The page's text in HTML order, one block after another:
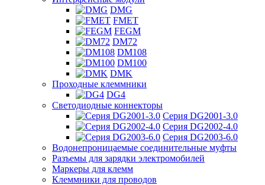
DMG
FMET
FEGM
DM72
DM108
DM100
DMK
Проходные клеммники
DG4
Светодиодные коннекторы
Серия DG2001-3.0
Серия DG2002-4.0
Серия DG2003-6.0
Водонепроницаемые соединительные муфты
Разъемы для зарядки электромобилей
Маркеры для клемм
Клеммники для проводов